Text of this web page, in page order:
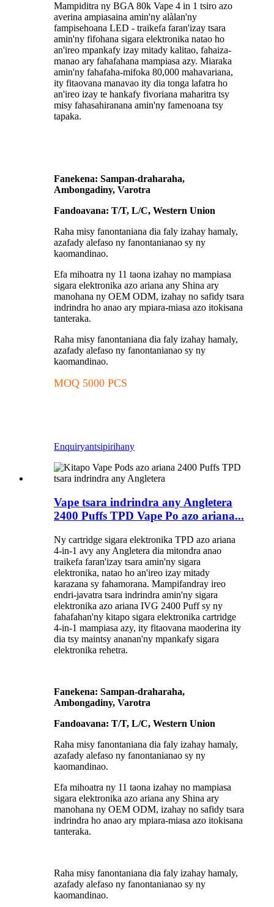
Mampiditra ny BGA 80k Vape 4 in 1 tsiro azo
averina ampiasaina amin'ny alàlan'ny
fampisehoana LED - traikefa faran'izay tsara
amin'ny fifohana sigara elektronika natao ho
an'ireo mpankafy izay mitady kalitao, fahaiza-
manao ary fahafahana mampiasa azy. Miaraka
amin'ny fahafaha-mifoka 80,000 mahavariana,
ity fitaovana manavao ity dia tonga lafatra ho
an'ireo izay te hankafy fivoriana maharitra tsy
misy fahasahiranana amin'ny famenoana tsy
tapaka.
Fanekena: Sampan-draharaha,
Ambongadiny, Varotra
Fandoavana: T/T, L/C, Western Union
Raha misy fanontaniana dia faly izahay hamaly,
azafady alefaso ny fanontanianao sy ny
kaomandinao.
Efa mihoatra ny 11 taona izahay no mampiasa
sigara elektronika azo ariana any Shina ary
manohana ny OEM ODM, izahay no safidy tsara
indrindra ho anao ary mpiara-miasa azo itokisana
tanteraka.
Raha misy fanontaniana dia faly izahay hamaly,
azafady alefaso ny fanontanianao sy ny
kaomandinao.
MOQ 5000 PCS
Enquiryantsipirihany
Vape tsara indrindra any Angletera
2400 Puffs TPD Vape Po azo ariana...
Ny cartridge sigara elektronika TPD azo ariana
4-in-1 avy any Angletera dia mitondra anao
traikefa faran'izay tsara amin'ny sigara
elektronika, natao ho an'ireo izay mitady
karazana sy fahamorana. Mampifandray ireo
endri-javatra tsara indrindra amin'ny sigara
elektronika azo ariana IVG 2400 Puff sy ny
fahafahan'ny kitapo sigara elektronika cartridge
4-in-1 mampiasa azy, ity fitaovana maoderina ity
dia tsy maintsy ananan'ny mpankafy sigara
elektronika rehetra.
Fanekena: Sampan-draharaha,
Ambongadiny, Varotra
Fandoavana: T/T, L/C, Western Union
Raha misy fanontaniana dia faly izahay hamaly,
azafady alefaso ny fanontanianao sy ny
kaomandinao.
Efa mihoatra ny 11 taona izahay no mampiasa
sigara elektronika azo ariana any Shina ary
manohana ny OEM ODM, izahay no safidy tsara
indrindra ho anao ary mpiara-miasa azo itokisana
tanteraka.
Raha misy fanontaniana dia faly izahay hamaly,
azafady alefaso ny fanontanianao sy ny
kaomandinao.